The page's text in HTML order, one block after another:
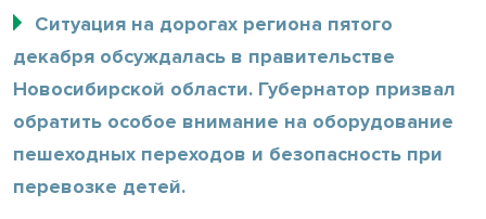
Ситуация на дорогах региона пятого
декабря обсуждалась в правительстве
Новосибирской области. Губернатор призвал
обратить особое внимание на оборудование
пешеходных переходов и безопасность при
перевозке детей.